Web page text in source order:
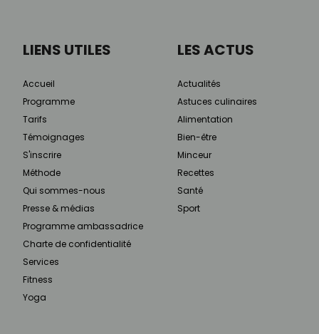
LIENS UTILES
Accueil
Programme
Tarifs
Témoignages
S'inscrire
Méthode
Qui sommes-nous
Presse & médias
Programme ambassadrice
Charte de confidentialité
Services
Fitness
Yoga
LES ACTUS
Actualités
Astuces culinaires
Alimentation
Bien-être
Minceur
Recettes
Santé
Sport